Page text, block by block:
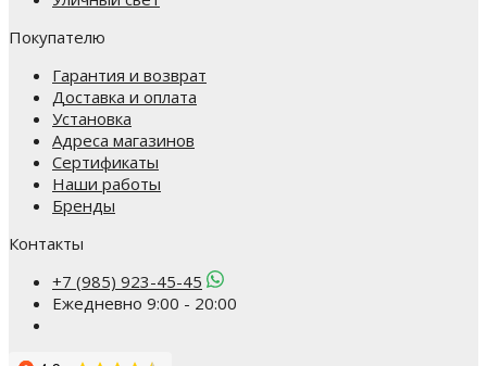
Покупателю
Гарантия и возврат
Доставка и оплата
Установка
Адреса магазинов
Сертификаты
Наши работы
Бренды
Контакты
+7 (985) 923-45-45
Ежедневно 9:00 - 20:00